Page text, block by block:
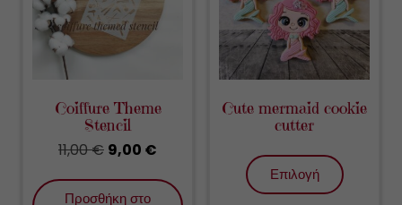
Coiffure Theme
Stencil
11,00€ Original
was:
9,00 €
τιμή
Προσθήκη στο
Cute mermaid cookie
cutter
Επιλογή
το
προϊόν